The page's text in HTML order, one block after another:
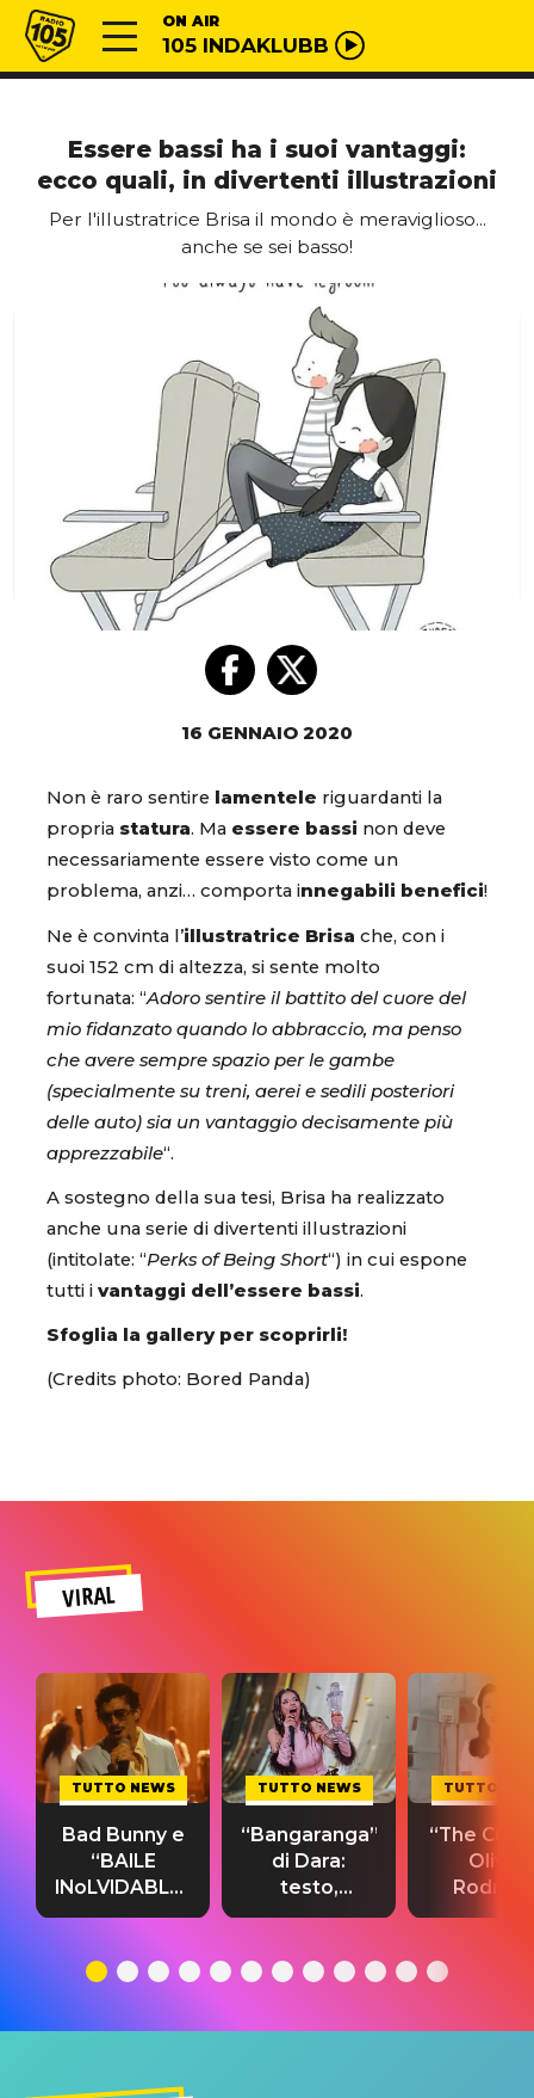
Vai al contenuto
Radio 105 ON AIR
105 INDAKLUBB
Essere bassi ha i suoi vantaggi:
ecco quali, in divertenti illustrazioni
Per l'illustratrice Brisa il mondo è meraviglioso...
anche se sei basso!
16 GENNAIO 2020
Non è raro sentire lamentele riguardanti la
propria statura. Ma essere bassi non deve
necessariamente essere visto come un
problema, anzi… comporta innegabili benefici!
Ne è convinta l’illustratrice Brisa che, con i
suoi 152 cm di altezza, si sente molto
fortunata: “Adoro sentire il battito del cuore del
mio fidanzato quando lo abbraccio, ma penso
che avere sempre spazio per le gambe
(specialmente su treni, aerei e sedili posteriori
delle auto) sia un vantaggio decisamente più
apprezzabile“.
A sostegno della sua tesi, Brisa ha realizzato
anche una serie di divertenti illustrazioni
(intitolate: “Perks of Being Short“) in cui espone
tutti i vantaggi dell’essere bassi.
Sfoglia la gallery per scoprirli!
(Credits photo: Bored Panda)
VIRAL
TUTTO NEWS
Bad Bunny e
“BAILE
INoLVIDABLE”:
testo,
significato
TUTTO NEWS
“Bangaranga”
di Dara:
testo,
traduzione e
del singolo
TUTTO
“The
Olivia
testo,